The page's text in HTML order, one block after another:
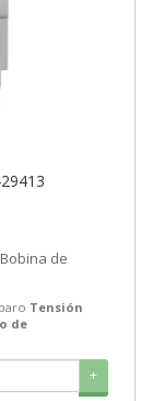
Tensión
de
+